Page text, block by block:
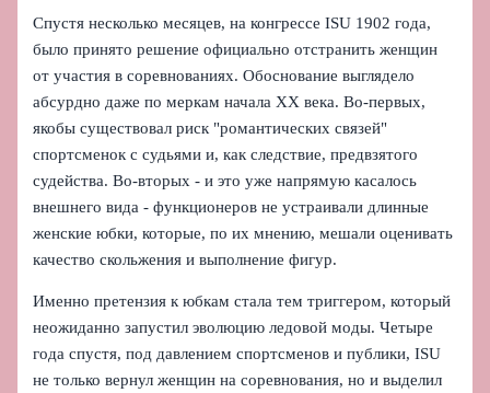
Спустя несколько месяцев, на конгрессе ISU 1902 года,
было принято решение официально отстранить женщин
от участия в соревнованиях. Обоснование выглядело
абсурдно даже по меркам начала XX века. Во-первых,
якобы существовал риск "романтических связей"
спортсменок с судьями и, как следствие, предвзятого
судейства. Во-вторых - и это уже напрямую касалось
внешнего вида - функционеров не устраивали длинные
женские юбки, которые, по их мнению, мешали оценивать
качество скольжения и выполнение фигур.
Именно претензия к юбкам стала тем триггером, который
неожиданно запустил эволюцию ледовой моды. Четыре
года спустя, под давлением спортсменов и публики, ISU
не только вернул женщин на соревнования, но и выделил